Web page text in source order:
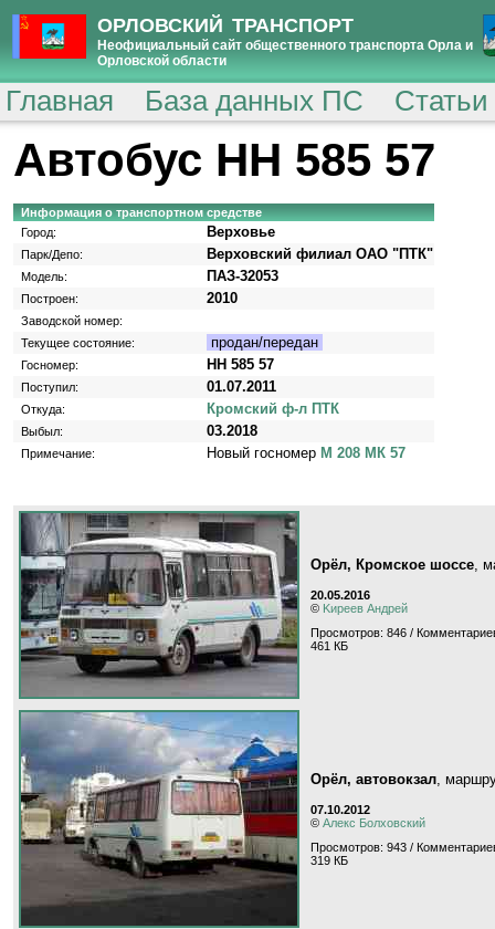
ОРЛОВСКИЙ ТРАНСПОРТ
Неофициальный сайт общественного транспорта Орла и
Орловской области
Главная База данных ПС
Автобус НН 585 57
Информация о транспортном средстве
Город:
Верховье
Парк/Депо: Верховский филиал ОАО "ПТК"
Модель: ПАЗ-32053
Построен: 2010
Заводской номер:
Текущее состояние:
продан/передан
Госномер: НН 585 57
Поступил: 01.07.2011
Откуда: Кромский ф-л ПТК
Выбыл: 03.2018
Примечание: Новый госномер М 208 МК 57
Орёл, Кромское шоссе,
20.05.2016
© Kиpeeв Aндpeй
Просмотров: 846 /
461 КБ
Орёл, автовокзал,
07.10.2012
© Алекс Болховский
Просмотров: 943 /
319 КБ